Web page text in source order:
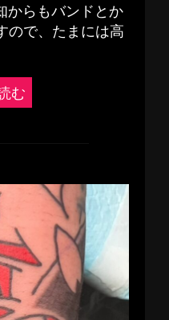
からもバンドとか
ので、たまには高
む